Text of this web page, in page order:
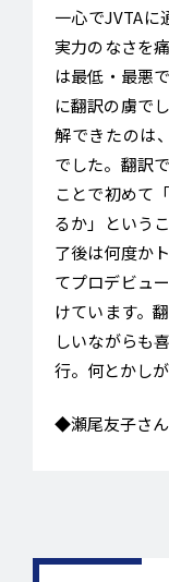
一心でJVTAに
実力のなさを
は最低・最悪
に翻訳の虜で
解できたのは
でした。翻訳
ことで初めて
るか」という
了後は何度か
てプロデビュ
けています。
しいながらも
行。何とかし
◆瀬尾友子さ